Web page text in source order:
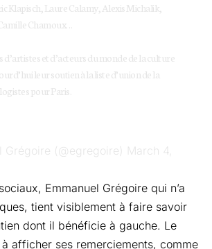
Klapisch, Laure Calamy, Alexis Michalik,
Chamoux…
d’artistes et d’acteurs du monde de la culture
leur soutien à la liste d’union de la
pour Paris.
Grégoire (@egregoire) March 4,
Emmanuel Grégoire qui n’a
tient visiblement à faire savoir
dont il bénéficie à gauche. Le
afficher ses remerciements, comme